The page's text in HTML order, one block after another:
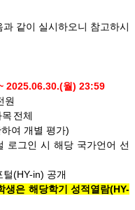
같이 실시하오니 참고하시
2025.06.30.(월) 23:59
원
전체
하여 개별 평가)
로그인 시 해당 국가언어 선
(HY-in) 공개
생은 해당학기 성적열람(HY-